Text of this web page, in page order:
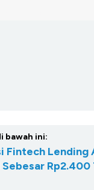
bawah ini:
Fintech Lending
Rp2.400